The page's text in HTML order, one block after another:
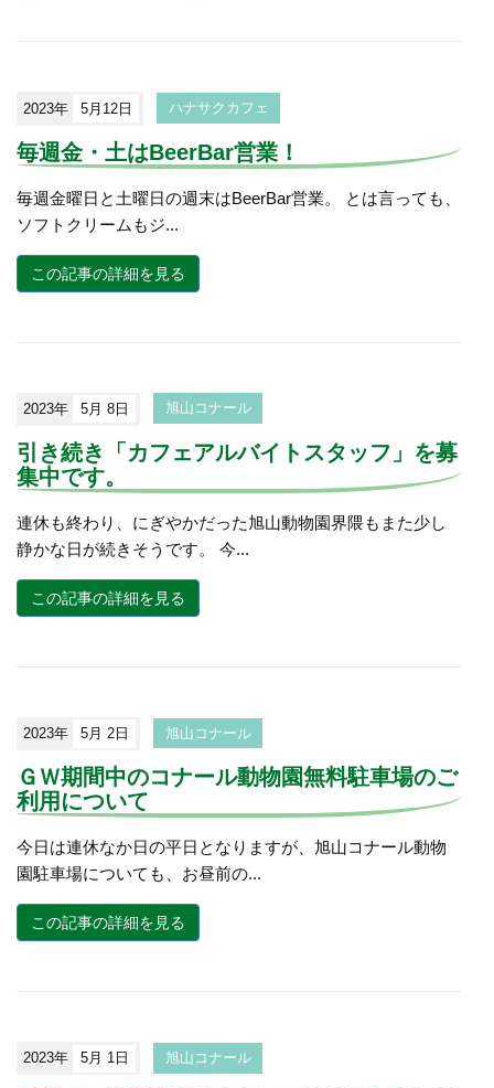
2023年 5月12日 ハナサクカフェ
毎週金・土はBeerBar営業！
毎週金曜日と土曜日の週末はBeerBar営業。 とは言っても、
ソフトクリームもジ...
この記事の詳細を見る
2023年 5月 8日 旭山コナール
引き続き「カフェアルバイトスタッフ」を募
集中です。
連休も終わり、にぎやかだった旭山動物園界隈もまた少し
静かな日が続きそうです。 今...
この記事の詳細を見る
2023年 5月 2日 旭山コナール
ＧＷ期間中のコナール動物園無料駐車場のご
利用について
今日は連休なか日の平日となりますが、旭山コナール動物
園駐車場についても、お昼前の...
この記事の詳細を見る
2023年 5月 1日 旭山コナール